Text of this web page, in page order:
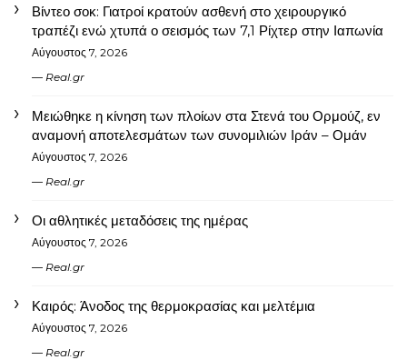
Βίντεο σοκ: Γιατροί κρατούν ασθενή στο χειρουργικό
τραπέζι ενώ χτυπά ο σεισμός των 7,1 Ρίχτερ στην Ιαπωνία
Αύγουστος 7, 2026
Real.gr
Μειώθηκε η κίνηση των πλοίων στα Στενά του Ορμούζ, εν
αναμονή αποτελεσμάτων των συνομιλιών Ιράν – Ομάν
Αύγουστος 7, 2026
Real.gr
Οι αθλητικές μεταδόσεις της ημέρας
Αύγουστος 7, 2026
Real.gr
Καιρός: Άνοδος της θερμοκρασίας και μελτέμια
Αύγουστος 7, 2026
Real.gr